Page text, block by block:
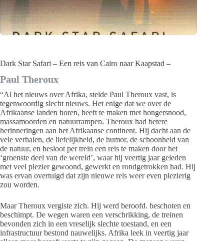
Dark Star Safari – Een reis van Cairo naar Kaapstad –
Paul Theroux
“Al het nieuws over Afrika, stelde Paul Theroux vast, is
tegenwoordig slecht nieuws. Het enige dat we over de
Afrikaanse landen horen, heeft te maken met hongersnood,
massamoorden en natuurrampen. Theroux had betere
herinneringen aan het Afrikaanse continent. Hij dacht aan de
vele verhalen, de liefelijkheid, de humor, de schoonheid van
de natuur, en besloot per trein een reis te maken door het
‘groenste deel van de wereld’, waar hij veertig jaar geleden
met veel plezier gewoond, gewerkt en rondgetrokken had. Hij
was ervan overtuigd dat zijn nieuwe reis weer even plezierig
zou worden.
Maar Theroux vergiste zich. Hij werd beroofd. beschoten en
beschimpt. De wegen waren een verschrikking, de treinen
bevonden zich in een vreselijk slechte toestand, en een
infrastructuur bestond nauwelijks. Afrika leek in veertig jaar